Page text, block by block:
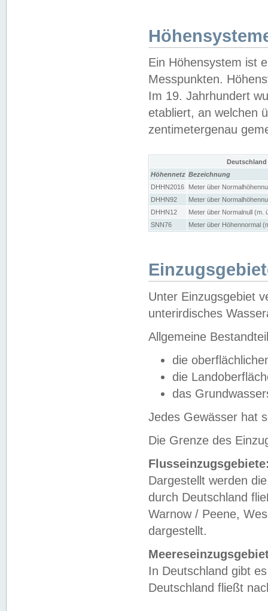
Ein Höhensystem ist
Messpunkten.
Im 19. Jahrhundert
etabliert, an welchen
zentimetergenau
Höhennetz Bezeichnung
DHHN2016
Meter über
DHHN92
Meter über
DHHN12
Meter über Normalnull (m.
SNN76
Meter über Höhennormal
Unter Einzugsgebiet
unterirdisches
Allgemeine
die
die
das
Jedes Gewässer hat
Die Grenze des
Dargestellt werden
durch Deutschland
Warnow / Peene,
dargestellt.
In Deutschland gibt
Deutschland fließt